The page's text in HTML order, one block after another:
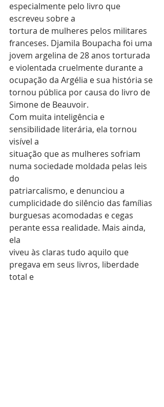
especialmente pelo livro que
escreveu sobre a
tortura de mulheres pelos militares
franceses. Djamila Boupacha foi uma
jovem argelina de 28 anos torturada
e violentada cruelmente durante a
ocupação da Argélia e sua história se
tornou pública por causa do livro de
Simone de Beauvoir.
Com muita inteligência e
sensibilidade literária, ela tornou
visível a
situação que as mulheres sofriam
numa sociedade moldada pelas leis
do
patriarcalismo, e denunciou a
cumplicidade do silêncio das famílias
burguesas acomodadas e cegas
perante essa realidade. Mais ainda,
ela
viveu às claras tudo aquilo que
pregava em seus livros, liberdade
total e